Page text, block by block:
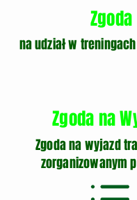
Zgoda
na udział w
Zgoda na
Zgoda na wyjazd
zorganizowanym